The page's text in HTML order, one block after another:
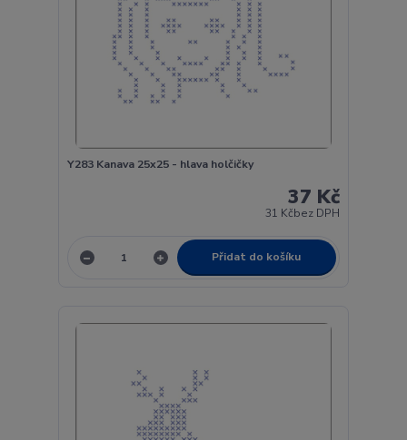
Y283 Kanava 25x25 - hlava holčičky
37 Kč
31 Kčbez DPH
Přidat do košíku